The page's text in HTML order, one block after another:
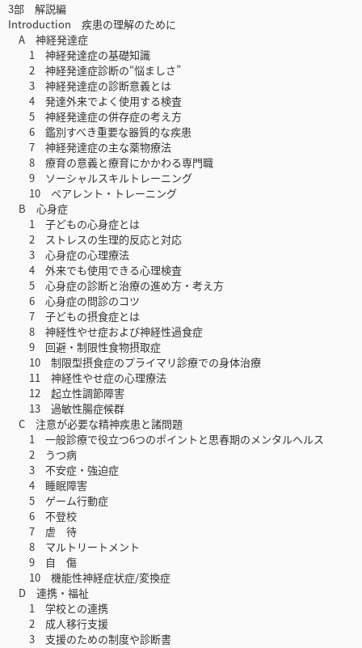
3部 解説編
Introduction 疾患の理解のために
A 神経発達症
1 神経発達症の基礎知識
2 神経発達症診断の“悩ましさ”
3 神経発達症の診断意義とは
4 発達外来でよく使用する検査
5 神経発達症の併存症の考え方
6 鑑別すべき重要な器質的な疾患
7 神経発達症の主な薬物療法
8 療育の意義と療育にかかわる専門職
9 ソーシャルスキルトレーニング
10 ペアレント・トレーニング
B 心身症
1 子どもの心身症とは
2 ストレスの生理的反応と対応
3 心身症の心理療法
4 外来でも使用できる心理検査
5 心身症の診断と治療の進め方・考え方
6 心身症の問診のコツ
7 子どもの摂食症とは
8 神経性やせ症および神経性過食症
9 回避・制限性食物摂取症
10 制限型摂食症のプライマリ診療での身体治療
11 神経性やせ症の心理療法
12 起立性調節障害
13 過敏性腸症候群
C 注意が必要な精神疾患と諸問題
1 一般診療で役立つ6つのポイントと思春期のメンタルヘルス
2 うつ病
3 不安症・強迫症
4 睡眠障害
5 ゲーム行動症
6 不登校
7 虐 待
8 マルトリートメント
9 自 傷
10 機能性神経症状症/変換症
D 連携・福祉
1 学校との連携
2 成人移行支援
3 支援のための制度や診断書